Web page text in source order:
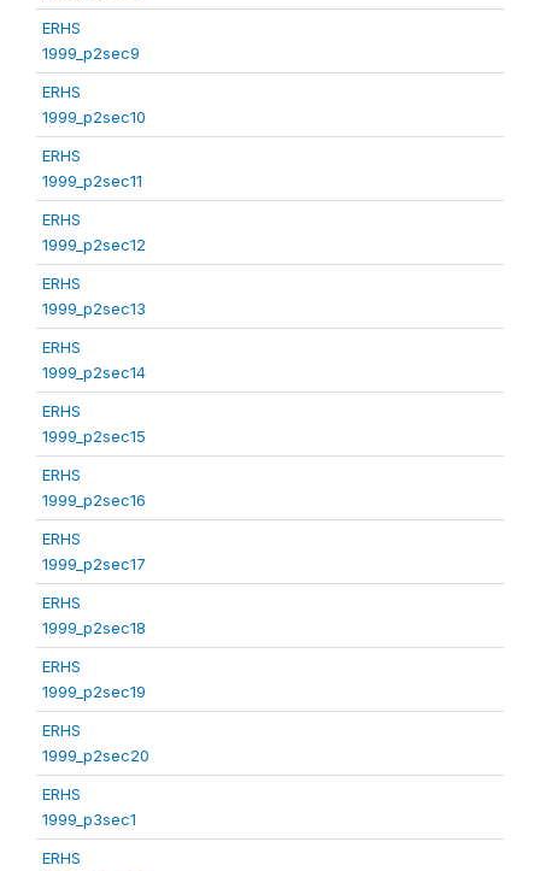
ERHS
1999_p2sec9
ERHS
1999_p2sec10
ERHS
1999_p2sec11
ERHS
1999_p2sec12
ERHS
1999_p2sec13
ERHS
1999_p2sec14
ERHS
1999_p2sec15
ERHS
1999_p2sec16
ERHS
1999_p2sec17
ERHS
1999_p2sec18
ERHS
1999_p2sec19
ERHS
1999_p2sec20
ERHS
1999_p3sec1
ERHS